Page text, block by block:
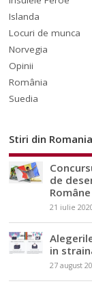
Islanda
Locuri de munca
Norvegia
Opinii
România
Suedia
Stiri din Romania
de
21 iulie
in
27 august